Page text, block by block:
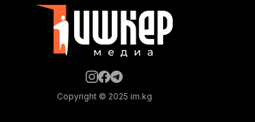
талаптарын сактоо менен жүргүзүлдү.
Аталган жолдун жалпы 12 чакырымына
Copyright © 2025 im.kg